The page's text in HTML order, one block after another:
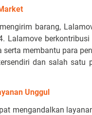
barang,
Lalamove
membantu para
dan salah satu
Unggul
mengandalkan